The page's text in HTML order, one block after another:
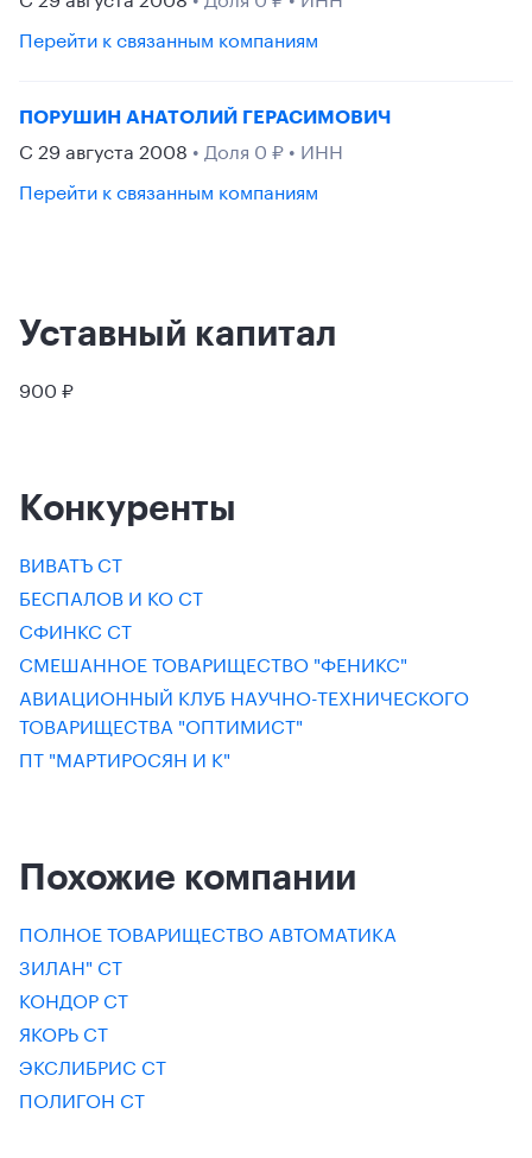
Перейти к связанным компаниям
ПОРУШИН АНАТОЛИЙ ГЕРАСИМОВИЧ
С 29 августа 2008 • Доля 0 ₽ • ИНН
Перейти к связанным компаниям
Уставный капитал
900 ₽
Конкуренты
ВИВАТЪ СТ
БЕСПАЛОВ И КО СТ
СФИНКС СТ
СМЕШАННОЕ ТОВАРИЩЕСТВО "ФЕНИКС"
АВИАЦИОННЫЙ КЛУБ НАУЧНО-ТЕХНИЧЕСКОГО
ТОВАРИЩЕСТВА "ОПТИМИСТ"
ПТ "МАРТИРОСЯН И К"
Похожие компании
ПОЛНОЕ ТОВАРИЩЕСТВО АВТОМАТИКА
ЗИЛАН" СТ
КОНДОР СТ
ЯКОРЬ СТ
ЭКСЛИБРИС СТ
ПОЛИГОН СТ